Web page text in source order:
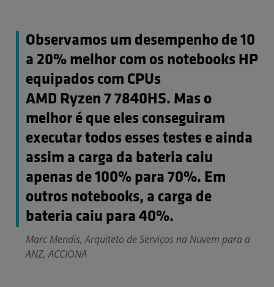
Observamos um desempenho de 10
a 20% melhor com os notebooks HP
equipados com CPUs
AMD Ryzen 7 7840HS. Mas o
melhor é que eles conseguiram
executar todos esses testes e ainda
assim a carga da bateria caiu
apenas de 100% para 70%. Em
outros notebooks, a carga de
bateria caiu para 40%.
Marc Mendis, Arquiteto de Serviços na Nuvem para a
ANZ, ACCIONA